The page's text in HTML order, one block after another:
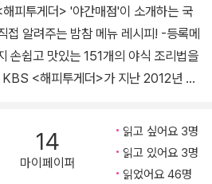
등 MC들과 개그콘서트 개그맨이 주축
스타들이 거쳐 간 야간매점. 개장 초기
록 인기를 끌며 스타들의 메뉴 경쟁도
요리사 뺨치는 수준의 메뉴들이 등장
며, 국민 야식 수준의 인기를 얻고 있다.
가 동나는 사태가 발생하기도 한다. 배
고 저렴하지만 맛있게 해먹을 수 있는
피투게더> '야간매점'이 소개하는 국
려주는 밤참 메뉴 레시피! -등록메
손쉽고 맛있는 151개의 야식 조리법을
리법이 간단하며 맛이 있어야 한다는 3
들을 스타들이 직접 선보여 시청자들의
다소 소박하게 시작했으나 갈수록 화
14
마이페이퍼
읽고 싶어요 3명
읽고 있어요 3명
읽었어요 46명